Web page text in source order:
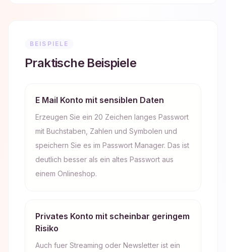
BEISPIELE
Praktische Beispiele
E Mail Konto mit sensiblen Daten
Erzeugen Sie ein 20 Zeichen langes Passwort
mit Buchstaben, Zahlen und Symbolen und
speichern Sie es im Passwort Manager. Das ist
deutlich besser als ein altes Passwort aus
einem Onlineshop.
Privates Konto mit scheinbar geringem
Risiko
Auch fuer Streaming oder Newsletter ist ein